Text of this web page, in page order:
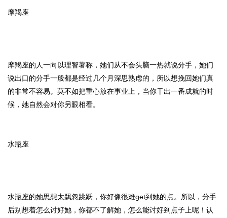
摩羯座
摩羯座的人一向以理智著称，她们从不会头脑一热就说分手，她们
说出口的分手一般都是经过几个月深思熟虑的，所以想挽回她们真
的非常不容易。莫不如把重心放在事业上，当你干出一番成就的时
候，她自然会对你另眼相看。
水瓶座
水瓶座的她思想太飘忽跳跃，你好像很难get到她的点。所以，分手
后别想着怎么讨好她，你都不了解她，怎么能讨好到点子上呢！认